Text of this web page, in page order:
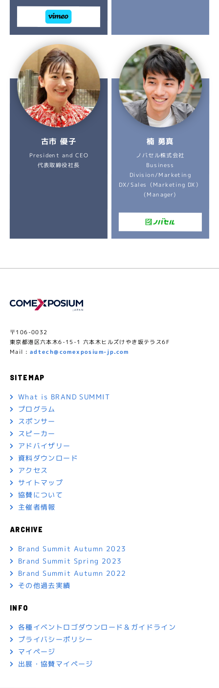
古市 優子
President and CEO
代表取締役社長
楠 勇真
ノバセル株式会社
Business
Division/Marketing
DX/Sales（Marketing DX）
(Manager)
〒106-0032
東京都港区六本木6-15-1 六本木ヒルズけやき坂テラス6F
Mail : adtech@comexposium-jp.com
SITEMAP
What is BRAND SUMMIT
プログラム
スポンサー
スピーカー
アドバイザリー
資料ダウンロード
アクセス
サイトマップ
協賛について
主催者情報
ARCHIVE
Brand Summit Autumn 2023
Brand Summit Spring 2023
Brand Summit Autumn 2022
その他過去実績
INFO
各種イベントロゴダウンロード＆ガイドライン
プライバシーポリシー
マイページ
出展・協賛マイページ